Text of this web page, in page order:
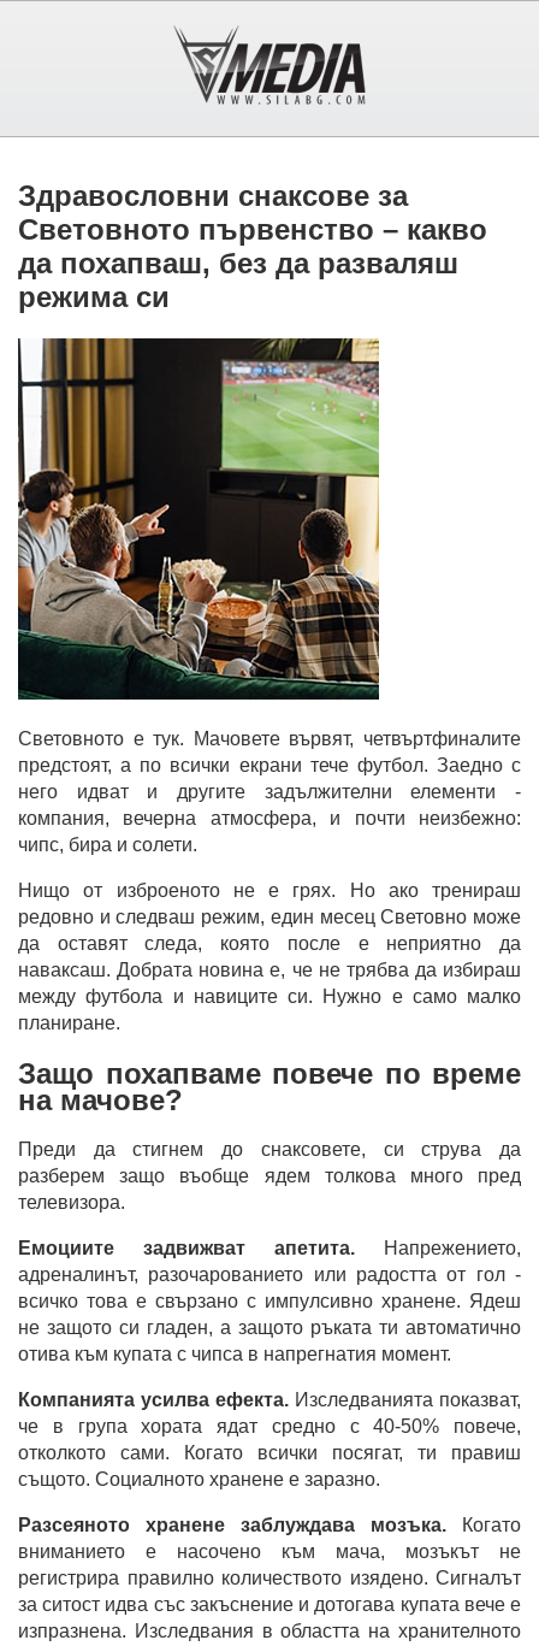
Здравословни снаксове за
Световното първенство – какво
да похапваш, без да разваляш
режима си
Световното е тук. Мачовете вървят, четвъртфиналите
предстоят, а по всички екрани тече футбол. Заедно с
него идват и другите задължителни елементи -
компания, вечерна атмосфера, и почти неизбежно:
чипс, бира и солети.
Нищо от изброеното не е грях. Но ако тренираш
редовно и следваш режим, един месец Световно може
да оставят следа, която после е неприятно да
наваксаш. Добрата новина е, че не трябва да избираш
между футбола и навиците си. Нужно е само малко
планиране.
Защо похапваме повече по време
на мачове?
Преди да стигнем до снаксовете, си струва да
разберем защо въобще ядем толкова много пред
телевизора.
Емоциите задвижват апетита. Напрежението,
адреналинът, разочарованието или радостта от гол -
всичко това е свързано с импулсивно хранене. Ядеш
не защото си гладен, а защото ръката ти автоматично
отива към купата с чипса в напрегнатия момент.
Компанията усилва ефекта. Изследванията показват,
че в група хората ядат средно с 40-50% повече,
отколкото сами. Когато всички посягат, ти правиш
същото. Социалното хранене е заразно.
Разсеяното хранене заблуждава мозъка. Когато
вниманието е насочено към мача, мозъкът не
регистрира правилно количеството изядено. Сигналът
за ситост идва със закъснение и дотогава купата вече е
изпразнена. Изследвания в областта на хранителното